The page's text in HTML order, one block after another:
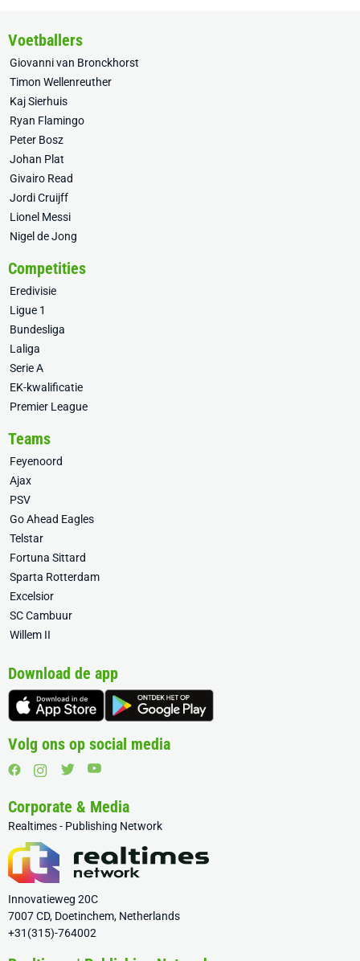
Voetballers
Giovanni van Bronckhorst
Timon Wellenreuther
Kaj Sierhuis
Ryan Flamingo
Peter Bosz
Johan Plat
Givairo Read
Jordi Cruijff
Lionel Messi
Nigel de Jong
Competities
Eredivisie
Ligue 1
Bundesliga
Laliga
Serie A
EK-kwalificatie
Premier League
Teams
Feyenoord
Ajax
PSV
Go Ahead Eagles
Telstar
Fortuna Sittard
Sparta Rotterdam
Excelsior
SC Cambuur
Willem II
Download de app
Volg ons op social media
Corporate & Media
Realtimes - Publishing Network
Innovatieweg 20C
7007 CD, Doetinchem, Netherlands
+31(315)-764002